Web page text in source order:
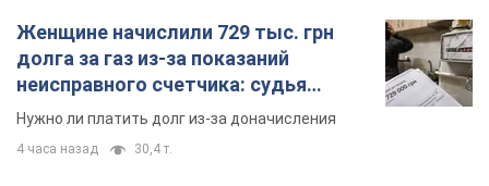
Женщине начислили 729 тыс. грн
долга за газ из-за показаний
неисправного счетчика: судья
вынес неожиданное решение
Нужно ли платить долг из-за доначисления
4 часа назад 30,4 т.